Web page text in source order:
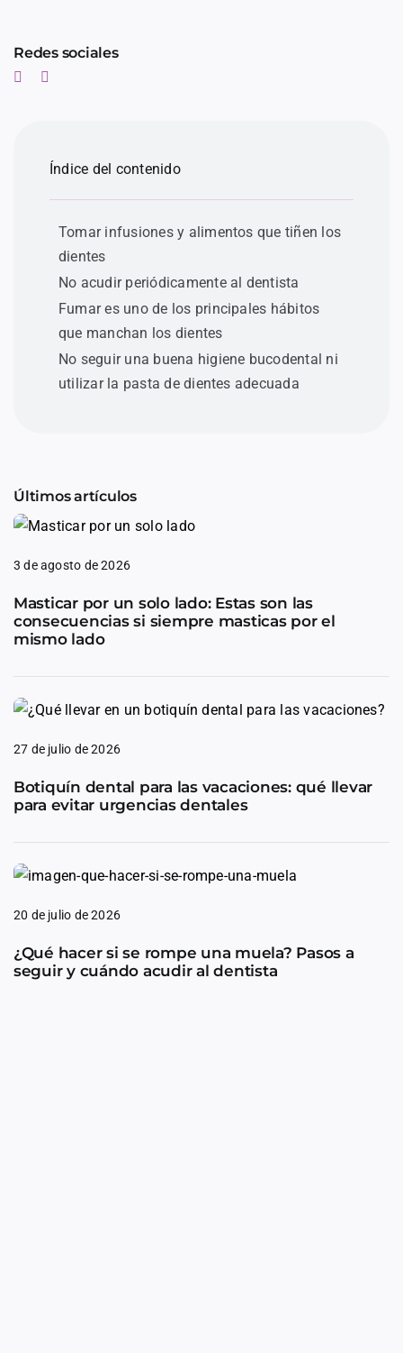
Redes sociales
Índice del contenido
Tomar infusiones y alimentos que tiñen los
dientes
No acudir periódicamente al dentista
Fumar es uno de los principales hábitos
que manchan los dientes
No seguir una buena higiene bucodental ni
utilizar la pasta de dientes adecuada
Últimos artículos
3 de agosto de 2026
Masticar por un solo lado: Estas son las
consecuencias si siempre masticas por el
mismo lado
27 de julio de 2026
Botiquín dental para las vacaciones: qué llevar
para evitar urgencias dentales
20 de julio de 2026
¿Qué hacer si se rompe una muela? Pasos a
seguir y cuándo acudir al dentista